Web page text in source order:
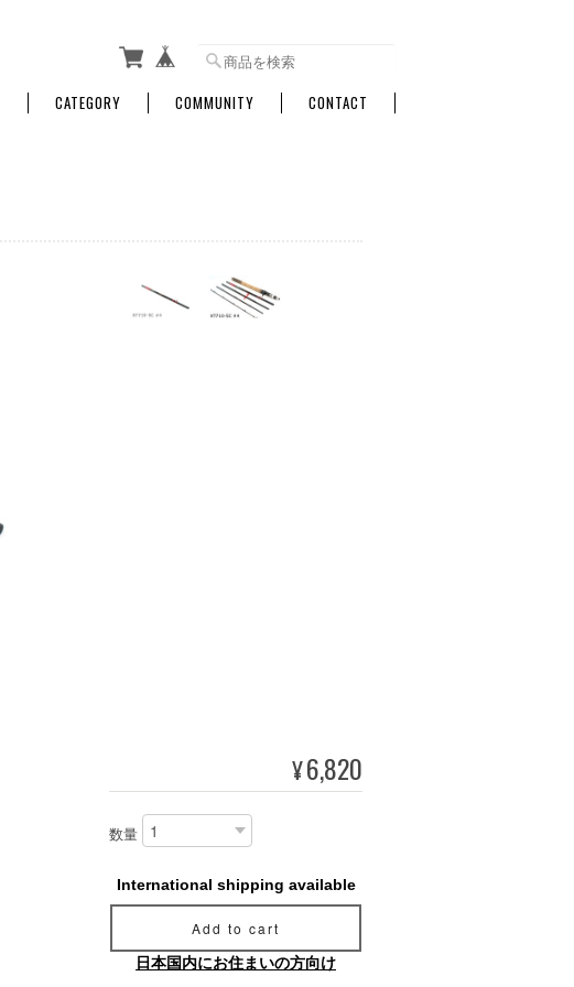
CATEGORY COMMUNITY CONTACT
¥6,820
数量
International shipping available
Add to cart
日本国内にお住まいの方向け